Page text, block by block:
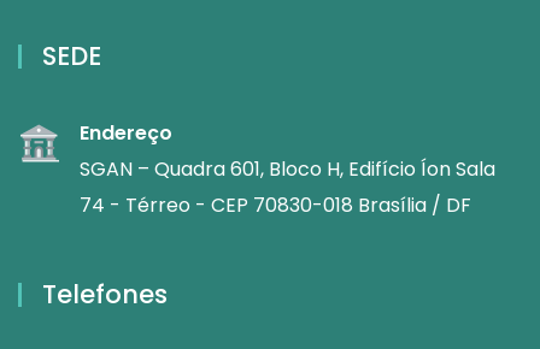
SEDE
Endereço
SGAN – Quadra 601, Bloco H, Edifício Íon Sala
74 - Térreo - CEP 70830-018 Brasília / DF
Telefones